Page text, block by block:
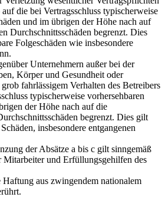
die bei Vertragsschluss typischerweise
und im übrigen der Höhe nach auf
Durchschnittsschäden begrenzt. Dies
Folgeschäden wie insbesondere
Unternehmern außer bei der
Körper und Gesundheit oder
fahrlässigem Verhalten des Betreibers
typischerweise vorhersehbaren
der Höhe nach auf die
begrenzt. Dies gilt
insbesondere entgangenen
der Absätze a bis c gilt sinngemäß
Mitarbeiter und Erfüllungsgehilfen des
aus zwingendem nationalem